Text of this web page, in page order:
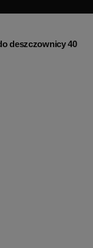
deszczownicy 40